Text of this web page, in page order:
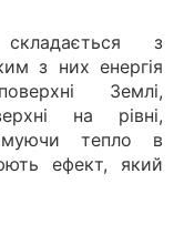
з
з них енергія
Землі,
на рівні,
тепло в
ефект, який